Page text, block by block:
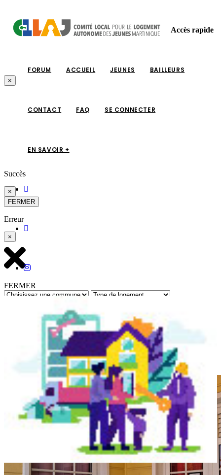
FORUM ACCUEIL JEUNES BAILLEURS
CONTACT FAQ SE CONNECTER
EN SAVOIR +
Accès rapide
×
Succès
×
FERMER
Erreur
×
FERMER
Retour à toutes les annonces
Réf : 5038 - Mis à jour le : 01/07/2026
Bellefontaine- Appartement - Studio